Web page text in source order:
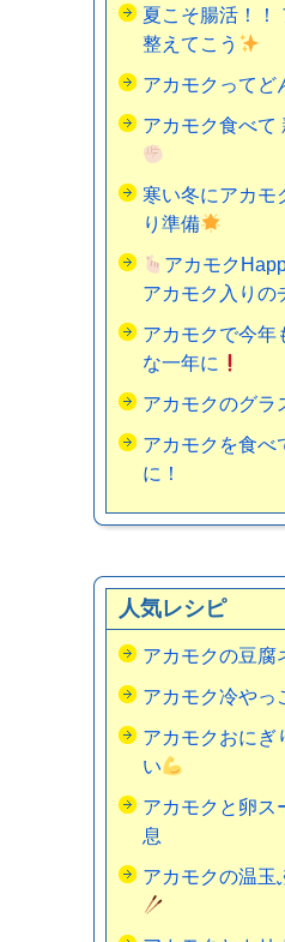
夏こそ腸活！！
整えてこう
アカモクってど
アカモク食べて
寒い冬にアカモ
り準備
アカモク
アカモク入りの
アカモクで今年
な一年に
アカモクのグラ
アカモクを食べ
に！
人気レシピ
アカモクの豆腐
アカモク冷やっ
アカモクおにぎ
い
アカモクと卵ス
息
アカモクの温玉